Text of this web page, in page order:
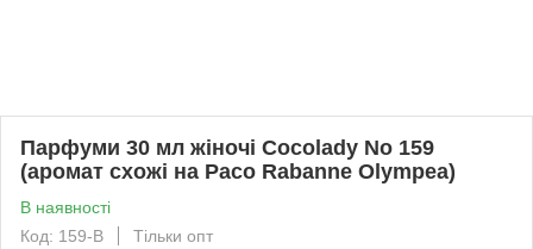
Парфуми 30 мл жіночі Cocolady No 159
(аромат схожі на Paco Rabanne Olympea)
В наявності
Код: 159-В
Тільки опт